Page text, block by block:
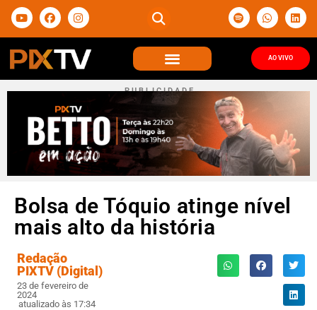
AO VIVO
P U B L I C I D A D E
Bolsa de Tóquio atinge nível
mais alto da história
Redação
PIXTV (Digital)
23 de fevereiro de
2024
atualizado às 17:34